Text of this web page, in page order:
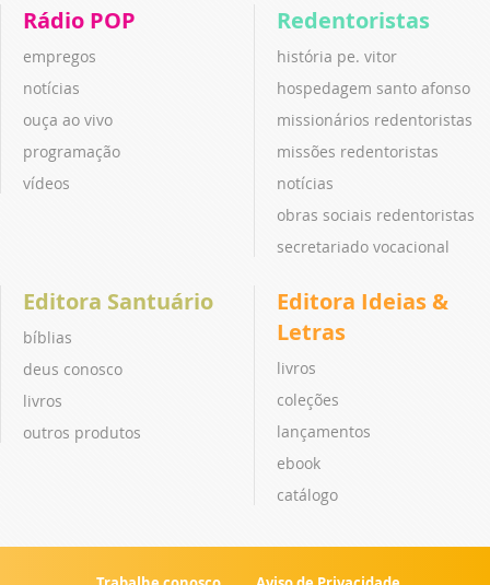
Rádio POP
empregos
notícias
ouça ao vivo
programação
vídeos
Redentoristas
história pe. vitor
hospedagem santo afonso
missionários redentoristas
missões redentoristas
notícias
obras sociais redentoristas
secretariado vocacional
Editora Santuário
bíblias
deus conosco
livros
outros produtos
Editora Ideias &
Letras
livros
coleções
lançamentos
ebook
catálogo